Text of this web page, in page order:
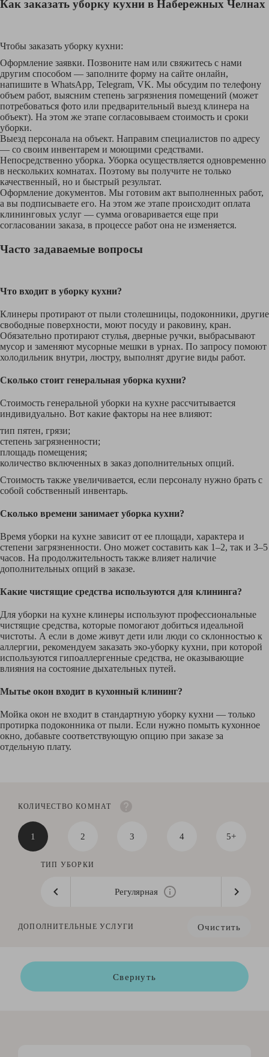
Как заказать уборку кухни в Набережных Челнах
Чтобы заказать уборку кухни:
Оформление заявки. Позвоните нам или свяжитесь с нами
другим способом — заполните форму на сайте онлайн,
напишите в WhatsApp, Telegram, VK. Мы обсудим по телефону
объем работ, выясним степень загрязнения помещений (может
потребоваться фото или предварительный выезд клинера на
объект). На этом же этапе согласовываем стоимость и сроки
уборки.
Выезд персонала на объект. Направим специалистов по адресу
— со своим инвентарем и моющими средствами.
Непосредственно уборка. Уборка осуществляется одновременно
в нескольких комнатах. Поэтому вы получите не только
качественный, но и быстрый результат.
Оформление документов. Мы готовим акт выполненных работ,
а вы подписываете его. На этом же этапе происходит оплата
клининговых услуг — сумма оговаривается еще при
согласовании заказа, в процессе работ она не изменяется.
Часто задаваемые вопросы
Что входит в уборку кухни?
Клинеры протирают от пыли столешницы, подоконники, другие
свободные поверхности, моют посуду и раковину, кран.
Обязательно протирают стулья, дверные ручки, выбрасывают
мусор и заменяют мусорные мешки в урнах. По запросу помоют
холодильник внутри, люстру, выполнят другие виды работ.
Сколько стоит генеральная уборка кухни?
Стоимость генеральной уборки на кухне рассчитывается
индивидуально. Вот какие факторы на нее влияют:
тип пятен, грязи;
степень загрязненности;
площадь помещения;
количество включенных в заказ дополнительных опций.
Стоимость также увеличивается, если персоналу нужно брать с
собой собственный инвентарь.
Сколько времени занимает уборка кухни?
Время уборки на кухне зависит от ее площади, характера и
степени загрязненности. Оно может составить как 1–2, так и 3–5
часов. На продолжительность также влияет наличие
дополнительных опций в заказе.
Какие чистящие средства используются для клининга?
Для уборки на кухне клинеры используют профессиональные
чистящие средства, которые помогают добиться идеальной
чистоты. А если в доме живут дети или люди со склонностью к
аллергии, рекомендуем заказать эко-уборку кухни, при которой
используются гипоаллергенные средства, не оказывающие
влияния на состояние дыхательных путей.
Мытье окон входит в кухонный клининг?
Мойка окон не входит в стандартную уборку кухни — только
протирка подоконника от пыли. Если нужно помыть кухонное
окно, добавьте соответствующую опцию при заказе за
отдельную плату.
КОЛИЧЕСТВО КОМНАТ
1 2 3 4 5+
ТИП УБОРКИ
Регулярная
ДОПОЛНИТЕЛЬНЫЕ УСЛУГИ Очистить
Свернуть